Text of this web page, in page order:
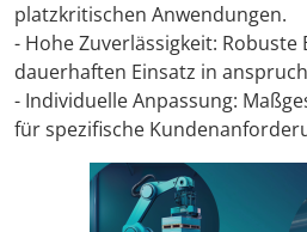
platzkritischen Anwendungen.
- Hohe Zuverlässigkeit: Robuste
dauerhaften Einsatz in
- Individuelle Anpassung:
für spezifische